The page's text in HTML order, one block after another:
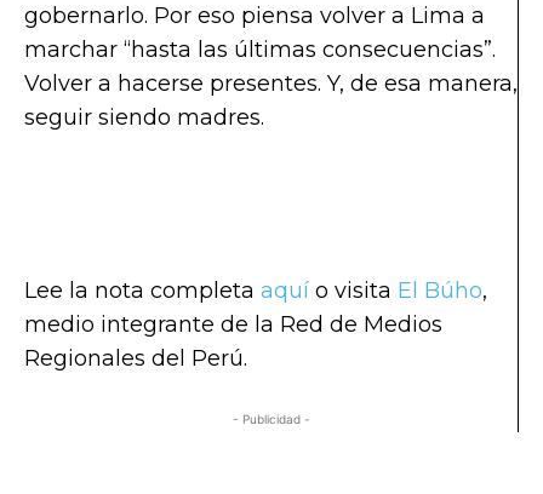
gobernarlo. Por eso piensa volver a Lima a
marchar “hasta las últimas consecuencias”.
Volver a hacerse presentes. Y, de esa manera,
seguir siendo madres.
Lee la nota completa aquí o visita El Búho,
medio integrante de la Red de Medios
Regionales del Perú.
- Publicidad -